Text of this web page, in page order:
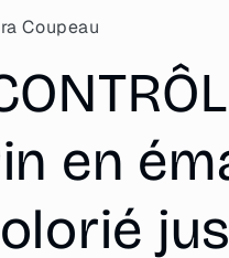
Coupeau
en